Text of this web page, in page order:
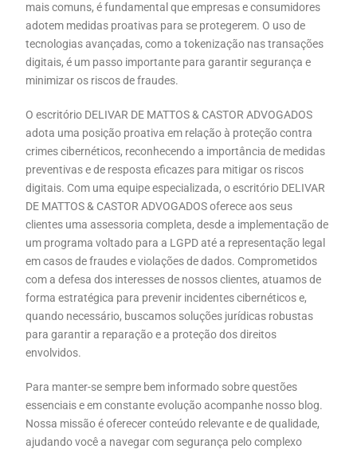
mais comuns, é fundamental que empresas e consumidores
adotem medidas proativas para se protegerem. O uso de
tecnologias avançadas, como a tokenização nas transações
digitais, é um passo importante para garantir segurança e
minimizar os riscos de fraudes.
O escritório DELIVAR DE MATTOS & CASTOR ADVOGADOS
adota uma posição proativa em relação à proteção contra
crimes cibernéticos, reconhecendo a importância de medidas
preventivas e de resposta eficazes para mitigar os riscos
digitais. Com uma equipe especializada, o escritório DELIVAR
DE MATTOS & CASTOR ADVOGADOS oferece aos seus
clientes uma assessoria completa, desde a implementação de
um programa voltado para a LGPD até a representação legal
em casos de fraudes e violações de dados. Comprometidos
com a defesa dos interesses de nossos clientes, atuamos de
forma estratégica para prevenir incidentes cibernéticos e,
quando necessário, buscamos soluções jurídicas robustas
para garantir a reparação e a proteção dos direitos
envolvidos.
Para manter-se sempre bem informado sobre questões
essenciais e em constante evolução acompanhe nosso blog.
Nossa missão é oferecer conteúdo relevante e de qualidade,
ajudando você a navegar com segurança pelo complexo